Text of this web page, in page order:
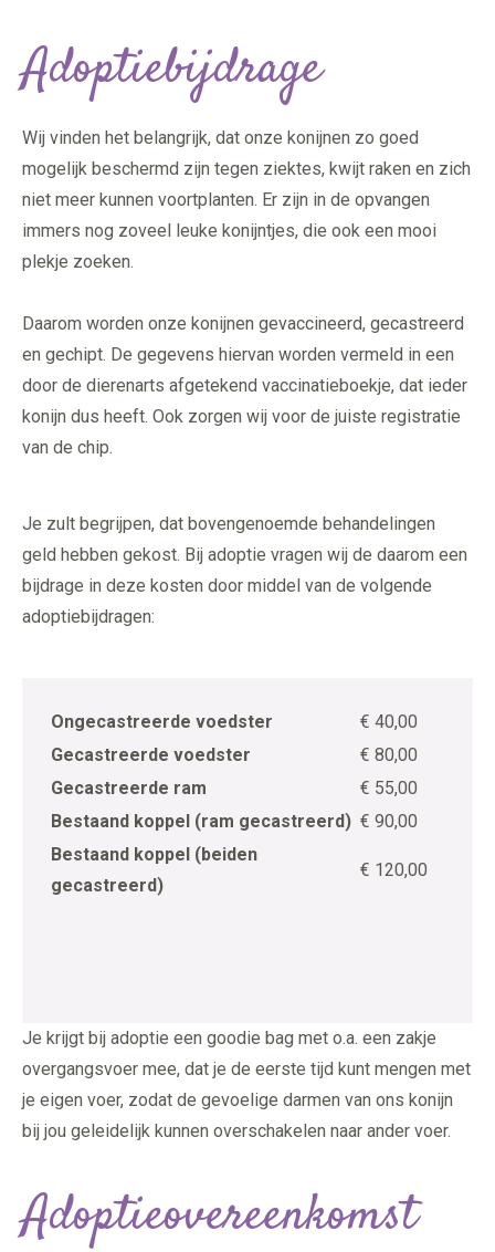
Adoptiebijdrage
Wij vinden het belangrijk, dat onze konijnen zo goed
mogelijk beschermd zijn tegen ziektes, kwijt raken en zich
niet meer kunnen voortplanten. Er zijn in de opvangen
immers nog zoveel leuke konijntjes, die ook een mooi
plekje zoeken.
Daarom worden onze konijnen gevaccineerd, gecastreerd
en gechipt. De gegevens hiervan worden vermeld in een
door de dierenarts afgetekend vaccinatieboekje, dat ieder
konijn dus heeft. Ook zorgen wij voor de juiste registratie
van de chip.
Je zult begrijpen, dat bovengenoemde behandelingen
geld hebben gekost. Bij adoptie vragen wij de daarom een
bijdrage in deze kosten door middel van de volgende
adoptiebijdragen:
Ongecastreerde voedster
€ 40,00
Gecastreerde voedster
€ 80,00
Gecastreerde ram
€ 55,00
Bestaand koppel (ram gecastreerd) € 90,00
Bestaand koppel (beiden
gecastreerd)
€ 120,00
Je krijgt bij adoptie een goodie bag met o.a. een zakje
overgangsvoer mee, dat je de eerste tijd kunt mengen met
je eigen voer, zodat de gevoelige darmen van ons konijn
bij jou geleidelijk kunnen overschakelen naar ander voer.
Adoptieovereenkomst